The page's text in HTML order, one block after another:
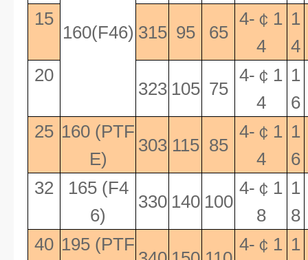
160(F46)
15
315 95 65
4- ￠ 1
4
1
4
20
323 105 75
4- ￠ 1
4
1
6
25 160 (PTF
E)
303 115 85
4- ￠ 1
4
1
6
32
165 (F4
6)
330 140 100
4- ￠ 1
8
1
8
40 195 (PTF
4- ￠ 1 1